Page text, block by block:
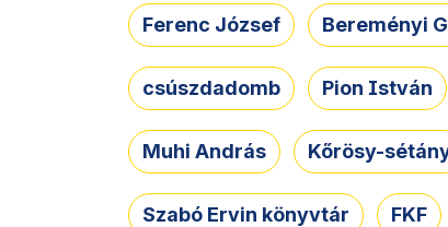
Ferenc József Bereményi
csúszdadomb Pion István
Muhi András Kőrösy-
Szabó Ervin könyvtár FKF